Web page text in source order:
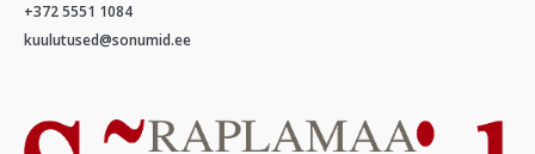
+372 5551 1084
kuulutused@sonumid.ee